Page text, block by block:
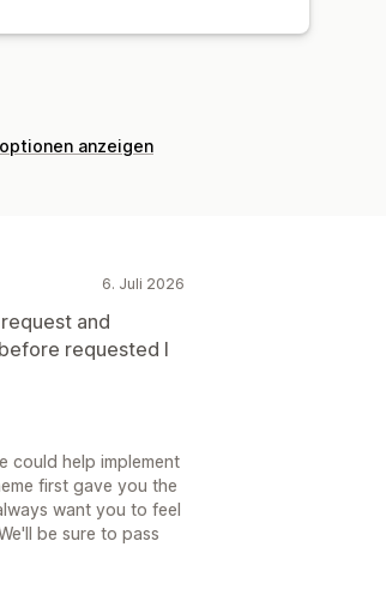
anzeigen
6. Juli 2026
and
requested I
could help implement
first gave you the
want you to feel
be sure to pass